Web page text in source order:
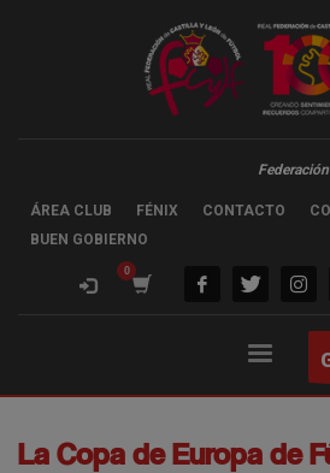
ÁREA CLUB FÉNIX CONTACTO
BUEN GOBIERNO
La Copa de Europa de